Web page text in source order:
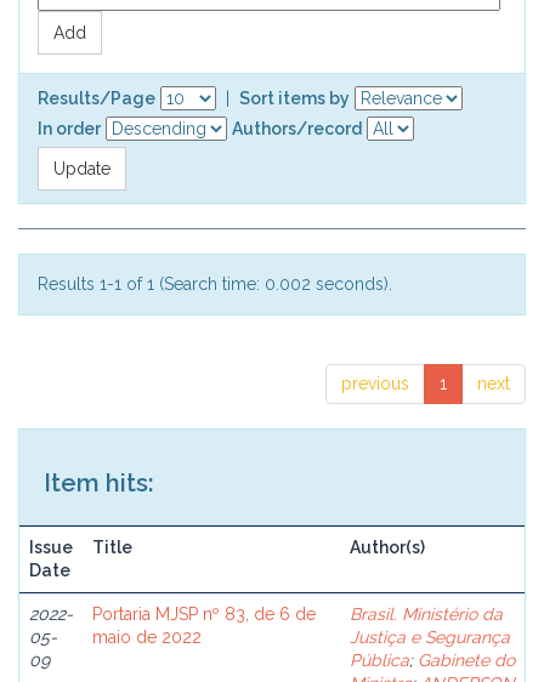
Results/Page
Sort items by
In order
Authors/record
Results 1-1 of 1 (Search time: 0.002 seconds).
previous 1 next
Item hits:
Issue
Date
Title Author(s)
2022-
05-
09
Portaria MJSP nº 83, de 6 de
maio de 2022
Brasil. Ministério da
Justiça e Segurança
Pública; Gabinete do